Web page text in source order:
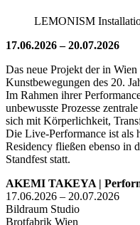
LEMONISM
17.06.2026 – 20.07.2026
Das neue Projekt der in
Kunstbewegungen des 20.
Im Rahmen ihrer
unbewusste Prozesse
sich mit Körperlichkeit,
Die Live-Performance ist als
Residency fließen ebenso in
Standfest statt.
AKEMI TAKEYA |
17.06.2026 – 20.07.2026
Bildraum Studio
Brotfabrik Wien